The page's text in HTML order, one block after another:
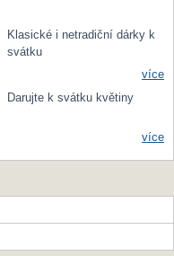
Klasické i netradiční dárky k
svátku
více
Darujte k svátku květiny
více